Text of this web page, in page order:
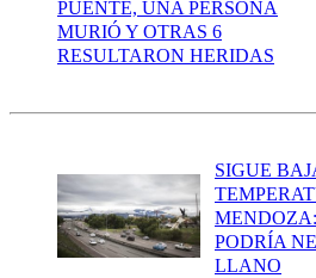
PUENTE, UNA PERSONA
MURIÓ Y OTRAS 6
RESULTARON HERIDAS
SIGUE
PODRÍA
LLANO